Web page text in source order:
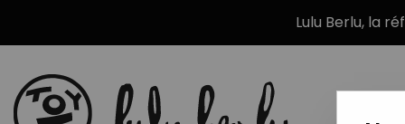
Lulu Berlu, la